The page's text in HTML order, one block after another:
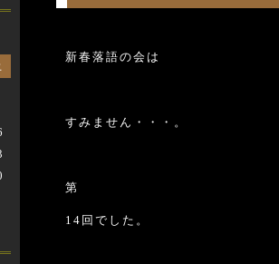
新春落語の会は
すみません・・・。
第
14回でした。